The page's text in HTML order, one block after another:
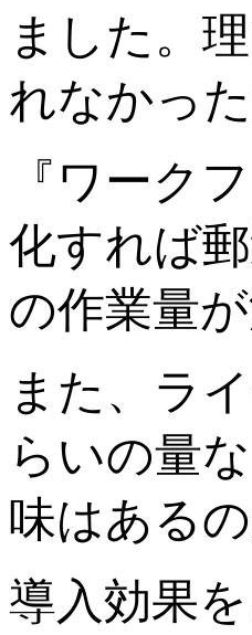
ました。
れなかっ
『ワーク
化すれば
の作業量
また、ラ
らいの量
味はある
導入効果